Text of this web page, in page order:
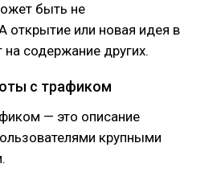
быть не
открытие или новая идея в
на содержание других.
с трафиком
— это описание
крупными